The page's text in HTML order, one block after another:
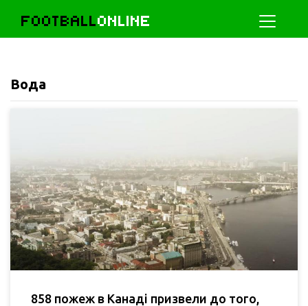
FOOTBALLONLINE
Вода
858 пожеж в Канаді призвели до того,